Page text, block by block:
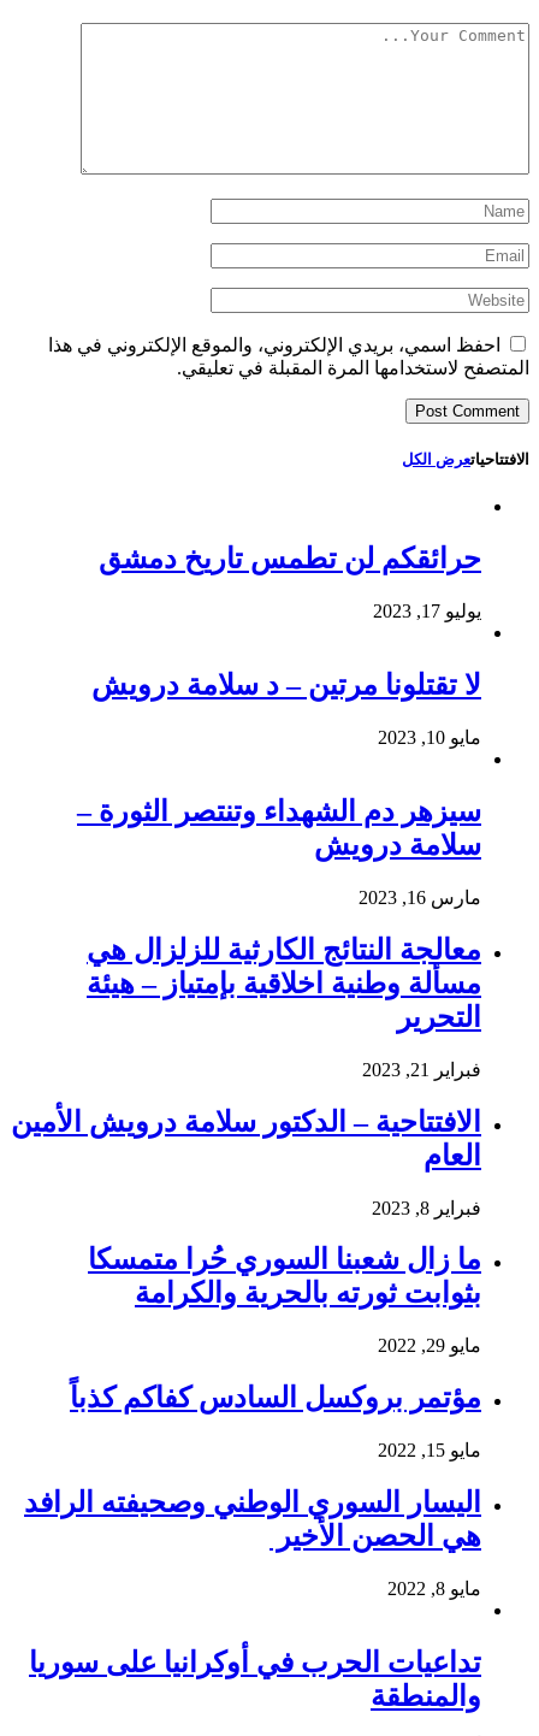
احفظ اسمي، بريدي الإلكتروني، والموقع الإلكتروني في هذا
المتصفح لاستخدامها المرة المقبلة في تعليقي.
الافتتاحياتعرض الكل
حرائقكم لن تطمس تاريخ دمشق
يوليو 17, 2023
لا تقتلونا مرتين – د سلامة درويش
مايو 10, 2023
سيزهر دم الشهداء وتنتصر الثورة –
سلامة درويش
مارس 16, 2023
معالجة النتائج الكارثية للزلزال هي
مسألة وطنية اخلاقية بإمتياز – هيئة
التحرير
فبراير 21, 2023
الافتتاحية – الدكتور سلامة درويش الأمين
العام
فبراير 8, 2023
ما زال شعبنا السوري حُرا متمسكا
بثوابت ثورته بالحرية والكرامة
مايو 29, 2022
مؤتمر بروكسل السادس كفاكم كذباً
مايو 15, 2022
اليسار السوري الوطني وصحيفته الرافد
هي الحصن الأخير
مايو 8, 2022
تداعيات الحرب في أوكرانيا على سوريا
والمنطقة